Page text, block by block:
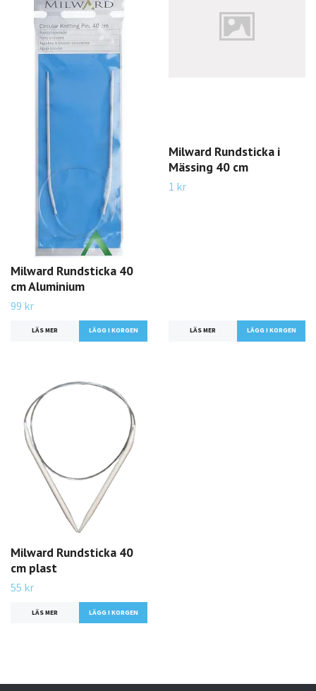
Milward Rundsticka 40
cm Aluminium
99 kr
LÄS MER LÄGG I KORGEN
Milward Rundsticka i
Mässing 40 cm
1 kr
LÄS MER LÄGG I KORGEN
Milward Rundsticka 40
cm plast
55 kr
LÄS MER LÄGG I KORGEN